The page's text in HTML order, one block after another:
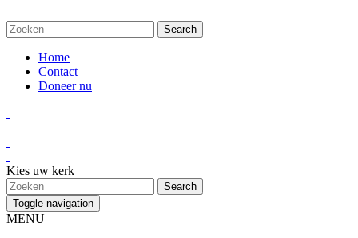
Home
Contact
Doneer nu
Kies uw kerk
Toggle navigation
MENU